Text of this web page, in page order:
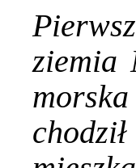
ziemia